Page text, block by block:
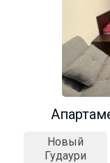
Новый
Гудаури